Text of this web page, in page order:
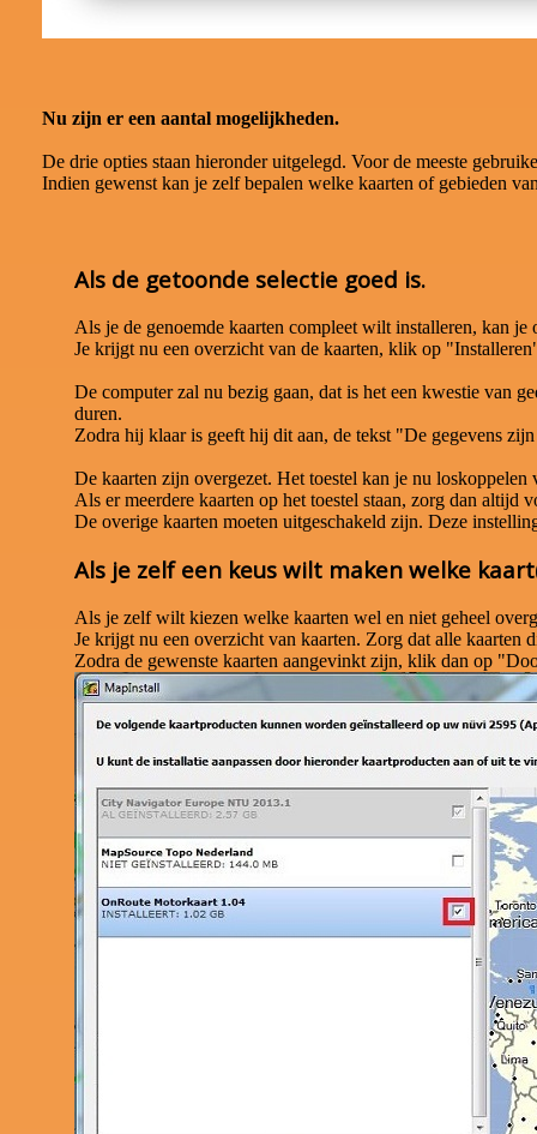
Nu zijn er een aantal mogelijkheden.
De drie opties staan hieronder uitgelegd. Voor de meeste
Indien gewenst kan je zelf bepalen welke kaarten of gebieden
Als de getoonde selectie goed is.
Als je de genoemde kaarten compleet wilt installeren, kan
Je krijgt nu een overzicht van de kaarten, klik op
De computer zal nu bezig gaan, dat is het een kwestie van
duren.
Zodra hij klaar is geeft hij dit aan, de tekst "De gegevens
De kaarten zijn overgezet. Het toestel kan je nu loskoppelen
Als er meerdere kaarten op het toestel staan, zorg dan altijd
De overige kaarten moeten uitgeschakeld zijn. Deze
Als je zelf een keus wilt maken welke
Als je zelf wilt kiezen welke kaarten wel en niet geheel
Je krijgt nu een overzicht van kaarten. Zorg dat alle kaarten
Zodra de gewenste kaarten aangevinkt zijn, klik dan op